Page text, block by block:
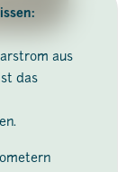
aus
das